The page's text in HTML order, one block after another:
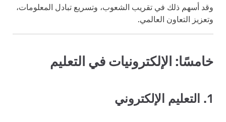
وقد أسهم ذلك في تقريب الشعوب، وتسريع تبادل المعلومات،
وتعزيز التعاون العالمي.
خامسًا: الإلكترونيات في التعليم
1. التعليم الإلكتروني